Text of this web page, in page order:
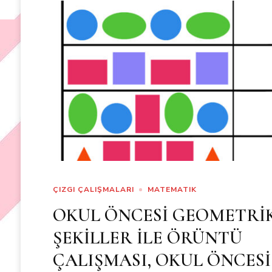
ÇIZGI ÇALIŞMALARI MATEMATIK
OKUL ÖNCESİ
ŞEKİLLER İLE ÖRÜNTÜ
ÇALIŞMASI, OKUL ÖNCESİ